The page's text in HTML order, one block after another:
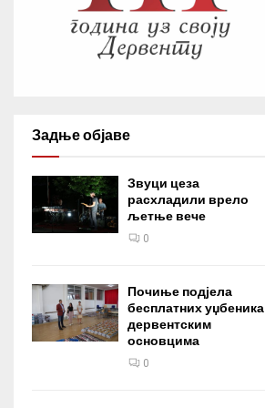
Задње објаве
Звуци цеза
расхладили врело
љетње вече
0
Почиње подјела
бесплатних уџбеника
дервентским
основцима
0